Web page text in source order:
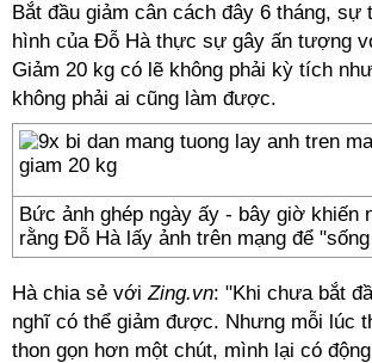
Bắt đầu giảm cân cách đây 6 tháng, sự
hình của Đỗ Hà thực sự gây ấn tượng
Giảm 20 kg có lẽ không phải kỳ tích
không phải ai cũng làm được.
Bức ảnh ghép ngày ấy - bây giờ khiến
rằng Đỗ Hà lấy ảnh trên mạng để
Hà chia sẻ vớiZing.vn: "Khi chưa bắt
nghĩ có thể giảm được. Nhưng mỗi lúc
thon gọn hơn một chút, mình lại có